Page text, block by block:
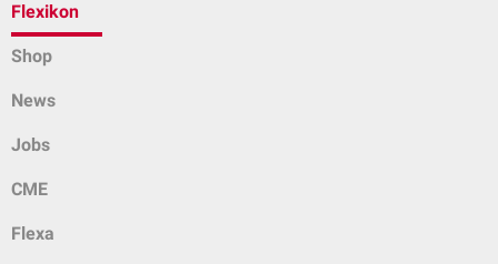
Flexikon
Shop
News
Jobs
CME
Flexa